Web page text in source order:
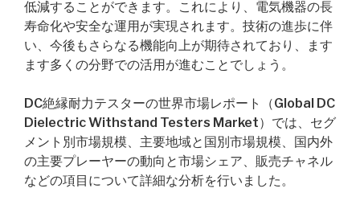
低減することができます。これにより、電気機器の長
寿命化や安全な運用が実現されます。技術の進歩に伴
い、今後もさらなる機能向上が期待されており、ます
ます多くの分野での活用が進むことでしょう。
DC絶縁耐力テスターの世界市場レポート（Global DC
Dielectric Withstand Testers Market）では、セグ
メント別市場規模、主要地域と国別市場規模、国内外
の主要プレーヤーの動向と市場シェア、販売チャネル
などの項目について詳細な分析を行いました。